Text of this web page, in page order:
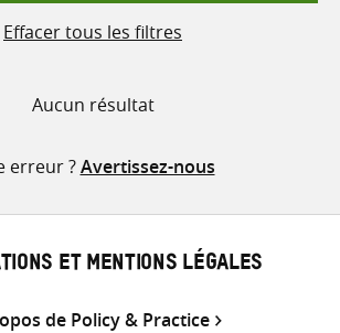
Effacer tous les filtres
Aucun résultat
erreur ?Avertissez-nous
ET MENTIONS LÉGALES
de Policy & Practice